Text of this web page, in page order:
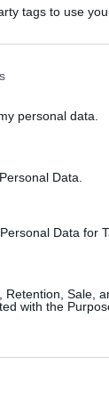
tags to use
personal data.
Data.
Data for
Sale,
with the Det